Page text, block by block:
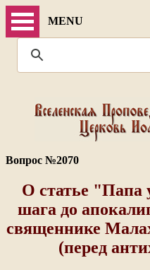
MENU
Вопрос №2070
О статье "Папа
шага до
священнике
(перед